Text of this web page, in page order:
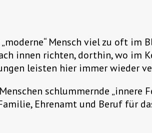
Mensch viel zu oft im
innen richten, dorthin, wo im
leisten hier immer wieder
schlummernde „innere
Ehrenamt und Beruf für